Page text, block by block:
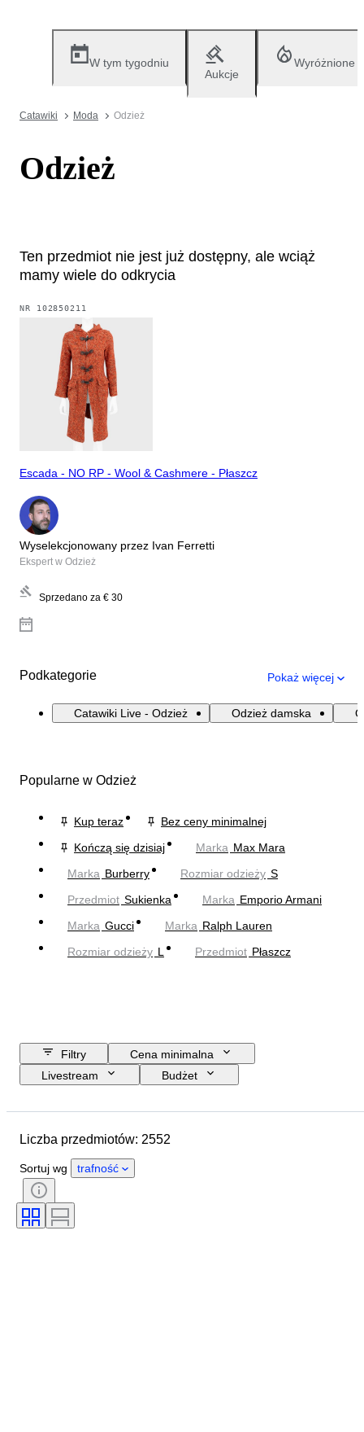
W tym tygodniu
Aukcje
Wyróżnione
Catawiki Moda Odzież
Odzież
Ten przedmiot nie jest już dostępny, ale wciąż
mamy wiele do odkrycia
NR 102850211
Escada - NO RP - Wool & Cashmere - Płaszcz
Wyselekcjonowany przez Ivan Ferretti
Ekspert w Odzież
Sprzedano za € 30
Podkategorie Pokaż więcej
Catawiki Live - Odzież Odzież damska
Popularne w Odzież
Kup teraz
Bez ceny minimalnej
Kończą się dzisiaj
Marka Max Mara
Marka Burberry Rozmiar odzieży S
Przedmiot Sukienka Marka Emporio Armani
Marka Gucci Marka Ralph Lauren
Rozmiar odzieży L Przedmiot Płaszcz
Filtry
Cena minimalna
Livestream
Budżet
Kraj pochodzenia
Stan
Styl
Kolor
Rozmiar na przedmiocie
Wzór
Liczba przedmiotów: 2552
Sortuj wg trafność